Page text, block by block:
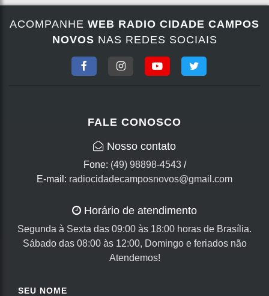
ACOMPANHE WEB RADIO CIDADE CAMPOS
NOVOS NAS REDES SOCIAIS
FALE CONOSCO
Nosso contato
Fone: (49) 98898-4543/
E-mail: radiocidadecamposnovos@gmail.com
Horário de atendimento
Segunda à Sexta das 09:00 às 18:00 horas de Brasília.
Sábado das 08:00 às 12:00, Domingo e feriados não
Atendemos!
SEU NOME